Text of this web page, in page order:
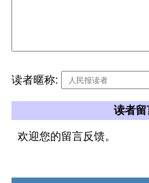
读者暱称:
读者留
欢迎您的留言反馈。